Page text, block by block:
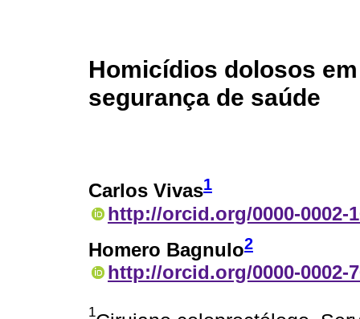
Homicídios dolosos
segurança de saúde
Carlos Vivas1
http://orcid.org/0000-0002-
Homero Bagnulo2
http://orcid.org/0000-0002-
1